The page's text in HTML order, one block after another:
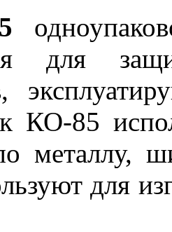
для
КО-85
металлу,
для